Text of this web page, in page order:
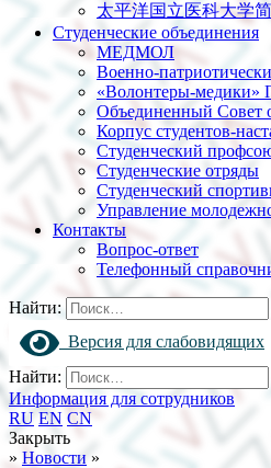
太平洋国立医科大学
Студенческие объединения
МЕДМОЛ
Военно-
«Волонтеры-медики»
Объединенный Совет
Корпус студентов-
Студенческий
Студенческие отряды
Студенческий
Управление
Контакты
Вопрос-ответ
Телефонный
Найти:
Версия для слабовидящих
Найти:
Информация для сотрудников
RU EN CN
Закрыть
» Новости »